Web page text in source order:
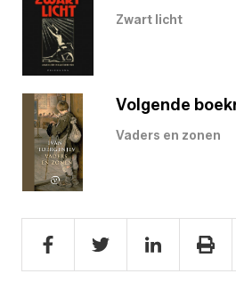
Zwart licht
Volgende
Vaders en zonen